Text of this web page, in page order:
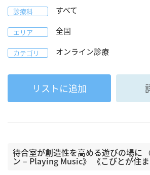
診療科 すべて
エリア 全国
カテゴリ オンライン診療
リストに追加
待合室が創造性を高める遊びの場に
ン – Playing Music》 《こびとが住ま